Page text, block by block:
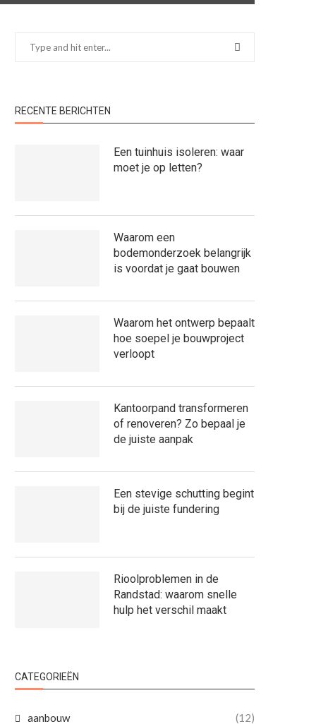
RECENTE BERICHTEN
Een tuinhuis isoleren: waar
moet je op letten?
Waarom een
bodemonderzoek belangrijk
is voordat je gaat bouwen
Waarom het ontwerp bepaalt
hoe soepel je bouwproject
verloopt
Kantoorpand transformeren
of renoveren? Zo bepaal je
de juiste aanpak
Een stevige schutting begint
bij de juiste fundering
Rioolproblemen in de
Randstad: waarom snelle
hulp het verschil maakt
CATEGORIEËN
aanbouw (12)